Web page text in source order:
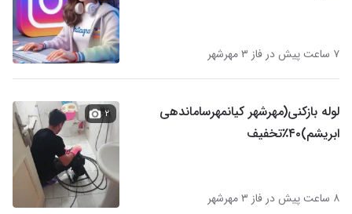
۷ ساعت پیش در فاز ۳ مهرشهر
لوله بازکنی(مهرشهر کیانمهرساماندهی
ابریشم)۴۰٪تخفیف
۸ ساعت پیش در فاز ۳ مهرشهر
۲